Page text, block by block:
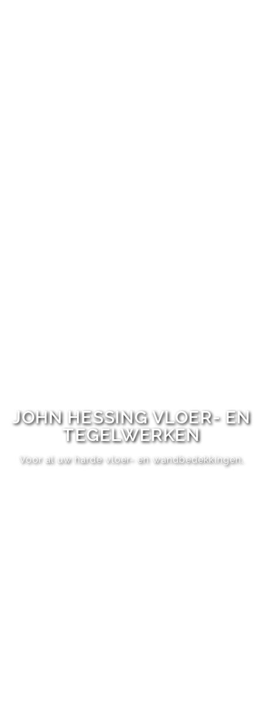
JOHN HESSING VLOER- EN
TEGELWERKEN
Voor al uw harde vloer- en wandbedekkingen.